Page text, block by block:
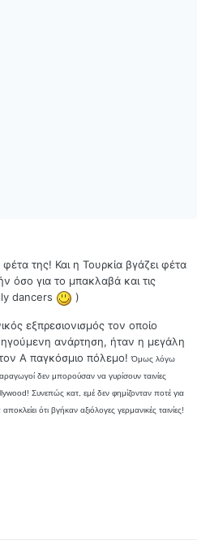
της! Και η Τουρκία βγάζει φέτα
όσο για το μπακλαβά και τις
dancers
)
εξπρεσιονισμός τον οποίο
ανάρτηση, ήταν η μεγάλη
Α παγκόσμιο πόλεμο!Όμως λόγω
δεν μπορούσαν να γυρίσουν ταινίες
Συνεπώς κατ, εμέ δεν φημίζονταν ποτέ για
ότι βγήκαν αξιόλογες γερμανικές ταινίες!